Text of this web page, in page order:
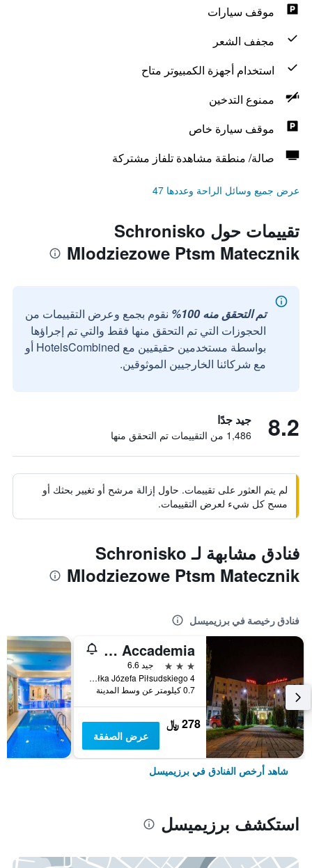
موقف سيارات
مجفف الشعر
استخدام أجهزة الكمبيوتر متاح
ممنوع التدخين
موقف سيارة خاص
صالة/ منطقة مشاهدة تلفاز مشتركة
عرض جميع وسائل الراحة وعددها 47
تقييمات حول Schronisko
Mlodziezowe Ptsm Matecznik
تم التحقق منه 100%
نقوم بجمع وعرض التقييمات من
الحجوزات التي تم التحقق منها فقط والتي تم إجراؤها
بواسطة مستخدمين حقيقيين مع HotelsCombined أو
مع شركائنا الخارجيين الموثوقين.
8.2 جيد جدًا
1,486 من التقييمات تم التحقق منها
لم يتم العثور على تقييمات. حاول إزالة مرشح أو تغيير بحثك أو
مسح كل شيء لعرض التقييمات.
فنادق مشابهة لـ Schronisko
Mlodziezowe Ptsm Matecznik
فنادق رخيصة في برزيميسل
Hotel Accademia
3 نجوم
جيد 6.6
Wybrzeże Marszałka Józefa Piłsudskiego 4, برزيميسل, محافظة سوبكارباتيان, بولندا
0.7 كيلومتر عن وسط المدينة
278 ﷼
عرض الصفقة
شاهد أرخص الفنادق في برزيميسل
استكشف برزيميسل